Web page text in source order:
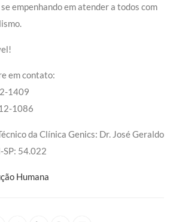
empenhando em atender a todos com
em contato:
1409
1086
da Clínica Genics: Dr. José Geraldo
54.022⠀
Humana